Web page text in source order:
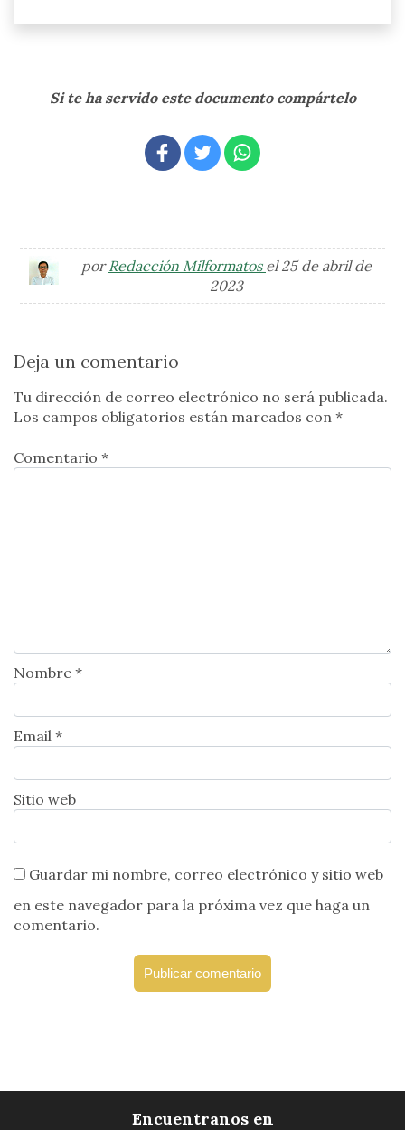
Si te ha servido este documento compártelo
porRedacción Milformatos el 25 de abril de
2023
Deja un comentario
Tu dirección de correo electrónico no será publicada.
Los campos obligatorios están marcados con *
Comentario *
Nombre *
Email *
Sitio web
Guardar mi nombre, correo electrónico y sitio web
en este navegador para la próxima vez que haga un
comentario.
Encuentranos en